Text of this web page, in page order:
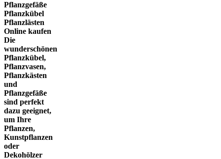
Pflanzgefäße
Pflanzkübel
Pflanzlästen
Online kaufen
Die
wunderschönen
Pflanzkübel,
Pflanzvasen,
Pflanzkästen
und
Pflanzgefäße
sind perfekt
dazu geeignet,
um Ihre
Pflanzen,
Kunstpflanzen
oder
Dekohölzer